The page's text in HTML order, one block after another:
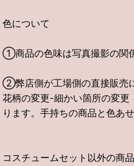
色について
①商品の色味は写真撮影の関
②弊店側が工場側の直接販売
花柄の変更-細かい箇所の変更
ります。手持ちの商品と色あ
コスチュームセット以外の商